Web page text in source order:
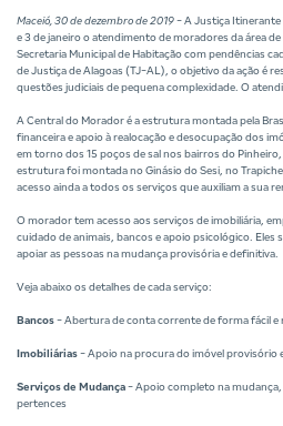
Maceió, 30 de dezembro de 2019 - A Justiça Itinerante
e 3 de janeiro o atendimento de moradores da área
Secretaria Municipal de Habitação com pendências
de Justiça de Alagoas (TJ-AL), o objetivo da ação é
questões judiciais de pequena complexidade. O
A Central do Morador é a estrutura montada pela
financeira e apoio à realocação e desocupação dos
em torno dos 15 poços de sal nos bairros do
estrutura foi montada no Ginásio do Sesi, no
acesso ainda a todos os serviços que auxiliam a sua
O morador tem acesso aos serviços de imobiliária,
cuidado de animais, bancos e apoio psicológico.
apoiar as pessoas na mudança provisória e definitiva.
Veja abaixo os detalhes de cada serviço:
Bancos - Abertura de conta corrente de forma fácil e
Imobiliárias - Apoio na procura do imóvel provisório
Serviços de Mudança - Apoio completo na
pertences